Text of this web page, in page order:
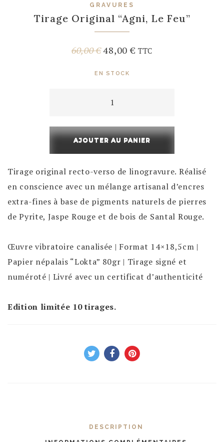
GRAVURES
Tirage Original “Agni, Le Feu”
60,00€Le
était :
48,00€ Le
TTC
EN STOCK
Tirage
Original
"Agni,
Le
Feu"
AJOUTER AU PANIER
Tirage original recto-verso de linogravure. Réalisé
en conscience avec un mélange artisanal d’encres
extra-fines à base de pigments naturels de pierres
de Pyrite, Jaspe Rouge et de bois de Santal Rouge.
Œuvre vibratoire canalisée | Format 14×18,5cm |
Papier népalais “Lokta” 80gr | Tirage signé et
numéroté | Livré avec un certificat d’authenticité
Edition limitée 10 tirages.
DESCRIPTION